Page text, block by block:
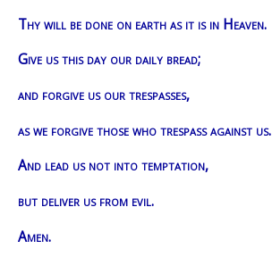
Thy will be done on earth as it is in Heaven.
Give us this day our daily bread;
and forgive us our trespasses,
as we forgive those who trespass against us.
And lead us not into temptation,
but deliver us from evil.
Amen.